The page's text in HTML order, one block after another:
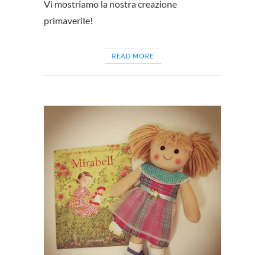
Vi mostriamo la nostra creazione
primaverile!
READ MORE